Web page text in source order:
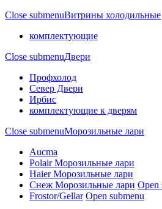
Close submenuВитрины холодильные
комплектующие
Close submenuДвери
Профхолод
Север Двери
Ирбис
комплектующие к дверям
Close submenuМорозильные лари
Aucma
Polair Морозильные лари
Haier Морозильные лари
Снеж Морозильные лари Open
Frostor/Gellar Open submenu